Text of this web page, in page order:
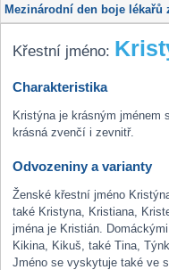
Mezinárodní den boje lékařů
Křestní jméno:
Charakteristika
Kristýna je krásným jménem
krásná zvenčí i zevnitř.
Odvozeniny a varianty
Ženské křestní jméno
také Kristyna, Kristiana,
jména je Kristián.
Kikina, Kikuš, také Tina,
Jméno se vyskytuje také ve